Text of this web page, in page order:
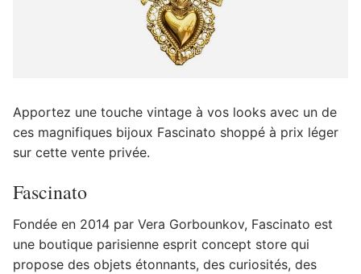
Apportez une touche vintage à vos looks avec un de
ces magnifiques bijoux Fascinato shoppé à prix léger
sur cette vente privée.
Fascinato
Fondée en 2014 par Vera Gorbounkov, Fascinato est
une boutique parisienne esprit concept store qui
propose des objets étonnants, des curiosités, des